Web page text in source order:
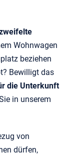
Wohnwagen
beziehen
Bewilligt das
die Unterkunft
in unserem
von
dürfen,